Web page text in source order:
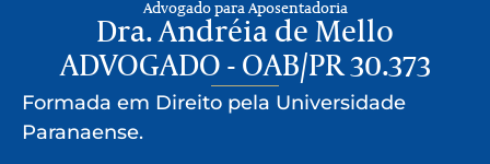
Advogado para Aposentadoria
Dra. Andréia de Mello
ADVOGADO - OAB/PR 30.373
Formada em Direito pela Universidade
Paranaense.